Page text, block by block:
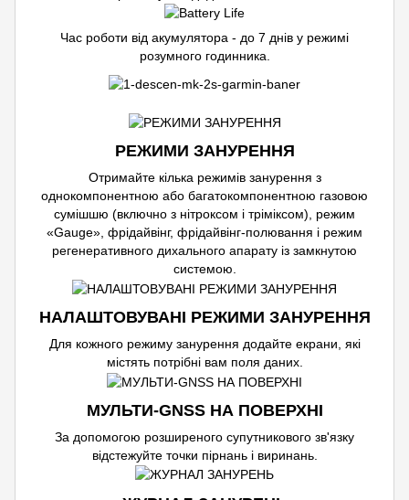
Час роботи від акумулятора - до 7 днів у режимі
розумного годинника.
РЕЖИМИ ЗАНУРЕННЯ
Отримайте кілька режимів занурення з
однокомпонентною або багатокомпонентною газовою
сумішшю (включно з нітроксом і тріміксом), режим
«Gauge», фрідайвінг, фрідайвінг-полювання і режим
регенеративного дихального апарату із замкнутою
системою.
НАЛАШТОВУВАНІ РЕЖИМИ ЗАНУРЕННЯ
Для кожного режиму занурення додайте екрани, які
містять потрібні вам поля даних.
МУЛЬТИ-GNSS НА ПОВЕРХНІ
За допомогою розширеного супутникового зв'язку
відстежуйте точки пірнань і виринань.